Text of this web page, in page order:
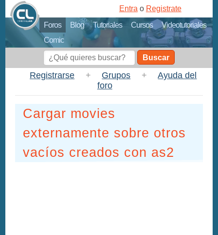
Foros Blog Tutoriales Cursos
Videotutoriales
Comic
Entra o Registrate
Buscar
Registrarse + Grupos +
Ayuda del
foro
Cargar movies
externamente sobre otros
vacíos creados con as2